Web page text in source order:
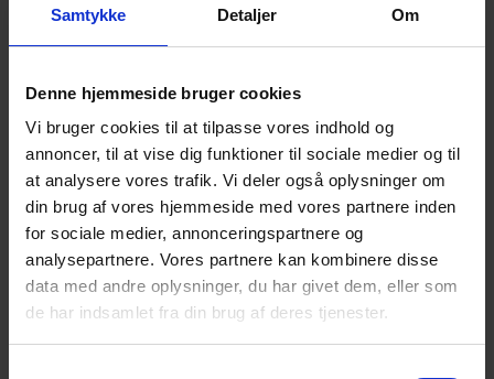
Samtykke Detaljer Om
Denne hjemmeside bruger cookies
Vi bruger cookies til at tilpasse vores indhold og
annoncer, til at vise dig funktioner til sociale medier og til
at analysere vores trafik. Vi deler også oplysninger om
din brug af vores hjemmeside med vores partnere inden
for sociale medier, annonceringspartnere og
analysepartnere. Vores partnere kan kombinere disse
data med andre oplysninger, du har givet dem, eller som
de har indsamlet fra din brug af deres tjenester.
Alle er velkomne!
Du må gerne tage en ven med, hvis du har behov for
Det der tales om, er i fortrolighed mellem deltagerne.
Vi vil gerne have tilmelding til arrangementetsenest
fredag 15. maj kl. 18.00 via NemTilmeld:
https://efterladte.nemtilmeld.dk/637/eller til
Mette eller Jonna (se kontaktoplysningerne)